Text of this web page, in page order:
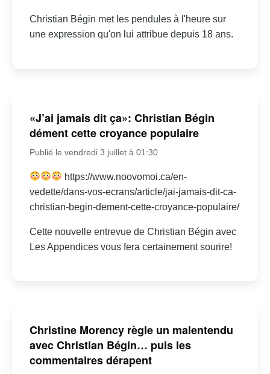
Christian Bégin met les pendules à l'heure sur
une expression qu'on lui attribue depuis 18 ans.
«J’ai jamais dit ça»: Christian Bégin
dément cette croyance populaire
Publié le vendredi 3 juillet à 01:30
https://www.noovomoi.ca/en-
vedette/dans-vos-ecrans/article/jai-jamais-dit-ca-
christian-begin-dement-cette-croyance-populaire/
Cette nouvelle entrevue de Christian Bégin avec
Les Appendices vous fera certainement sourire!
Christine Morency règle un malentendu
avec Christian Bégin… puis les
commentaires dérapent